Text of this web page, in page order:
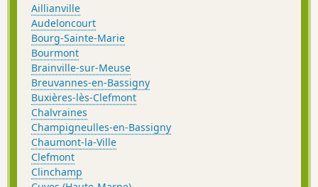
Aillianville
Audeloncourt
Bourg-Sainte-Marie
Bourmont
Brainville-sur-Meuse
Breuvannes-en-Bassigny
Buxières-lès-Clefmont
Chalvraines
Champigneulles-en-Bassigny
Chaumont-la-Ville
Clefmont
Clinchamp